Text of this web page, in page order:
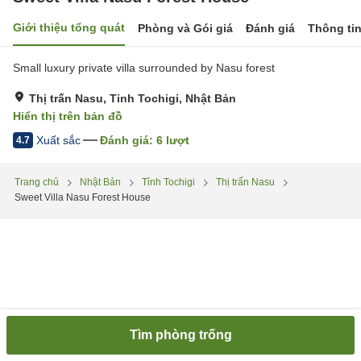
Giới thiệu tổng quát Phòng và Gói giá Đánh giá Thông
Small luxury private villa surrounded by Nasu forest
Thị trấn Nasu, Tỉnh Tochigi, Nhật Bản
Hiển thị trên bản đồ
4.7 Xuất sắc Đánh giá: 6 lượt
Trang chủ Nhật Bản Tỉnh Tochigi
Thị trấn Nasu
Sweet Villa Nasu Forest House
Tìm phòng trống